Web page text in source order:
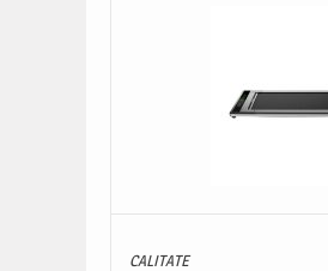
CALITATE